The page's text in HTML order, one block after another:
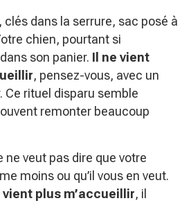
clés dans la serrure, sac posé à
chien, pourtant si
son panier. Il ne vient
, pensez-vous, avec un
rituel disparu semble
remonter beaucoup
ne veut pas dire que votre
moins ou qu’il vous en veut.
plus m’accueillir, il